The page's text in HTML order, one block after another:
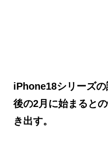
iPhone18シリーズ
後の2月に始まると
き出す。